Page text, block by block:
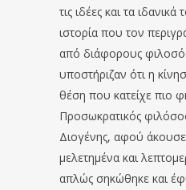
τις ιδέες και τα
ιστορία που τον
από διάφορους
υποστήριζαν ότι η
θέση που κατείχε πιο
Προσωκρατικός
Διογένης, αφού
μελετημένα και
απλώς σηκώθηκε και